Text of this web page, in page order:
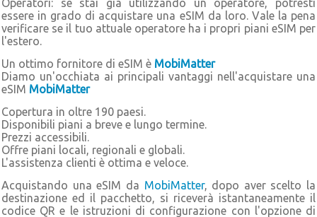
Operatori: se stai già utilizzando un operatore, potresti
essere in grado di acquistare una eSIM da loro. Vale la pena
verificare se il tuo attuale operatore ha i propri piani eSIM per
l'estero.
Un ottimo fornitore di eSIM è MobiMatter
Diamo un'occhiata ai principali vantaggi nell'acquistare una
eSIM MobiMatter
Copertura in oltre 190 paesi.
Disponibili piani a breve e lungo termine.
Prezzi accessibili.
Offre piani locali, regionali e globali.
L'assistenza clienti è ottima e veloce.
Acquistando una eSIM da MobiMatter, dopo aver scelto la
destinazione ed il pacchetto, si riceverà istantaneamente il
codice QR e le istruzioni di configurazione con l'opzione di